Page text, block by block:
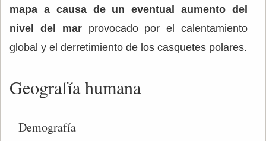
mapa a causa de un eventual aumento del
nivel del marprovocado por el calentamiento
global y el derretimiento de los casquetes polares.
Geografía humana
Demografía